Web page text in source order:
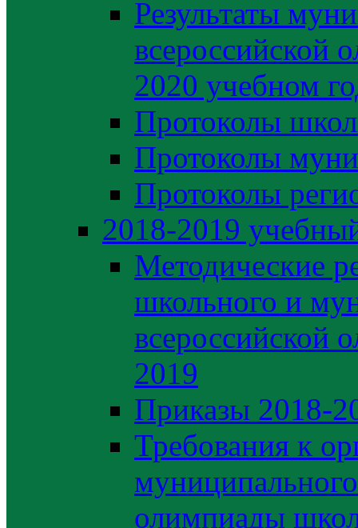
Результаты
всероссийской
2020 учебном
Протоколы
Протоколы
Протоколы
2018-2019
Методические
школьного и
всероссийской
2019
Приказы 2018-
Требования к
олимпиады